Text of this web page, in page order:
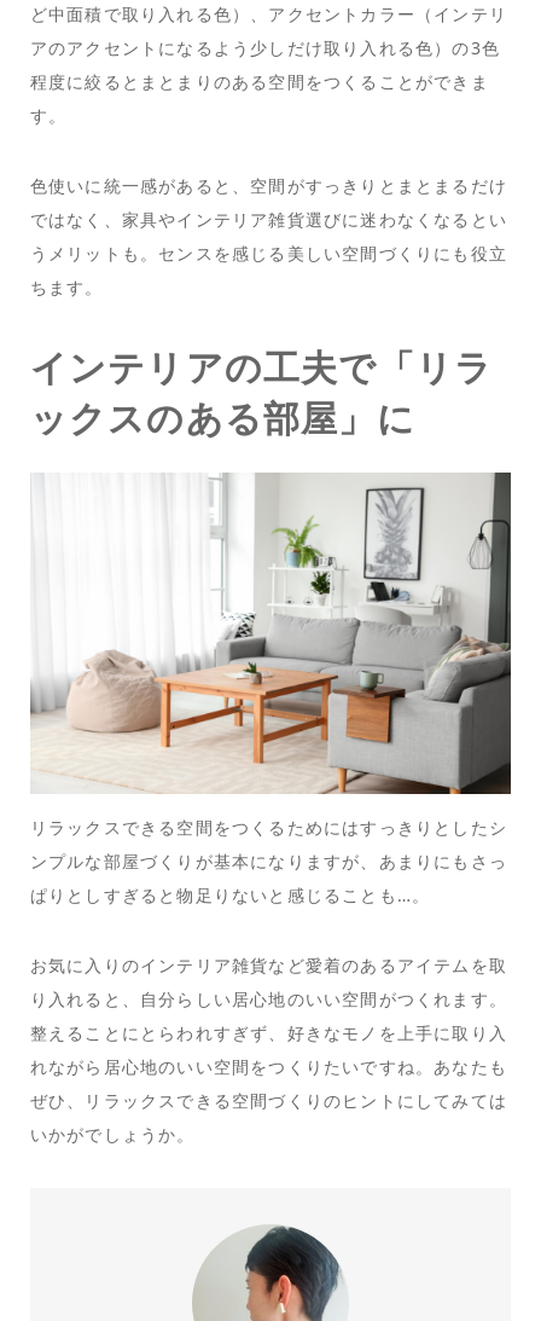
ど中面積で取り入れる色）、アクセントカラー（インテリ
アのアクセントになるよう少しだけ取り入れる色）の3色
程度に絞るとまとまりのある空間をつくることができま
す。
色使いに統一感があると、空間がすっきりとまとまるだけ
ではなく、家具やインテリア雑貨選びに迷わなくなるとい
うメリットも。センスを感じる美しい空間づくりにも役立
ちます。
インテリアの工夫で「リラ
ックスのある部屋」に
リラックスできる空間をつくるためにはすっきりとしたシ
ンプルな部屋づくりが基本になりますが、あまりにもさっ
ぱりとしすぎると物足りないと感じることも…。
お気に入りのインテリア雑貨など愛着のあるアイテムを取
り入れると、自分らしい居心地のいい空間がつくれます。
整えることにとらわれすぎず、好きなモノを上手に取り入
れながら居心地のいい空間をつくりたいですね。あなたも
ぜひ、リラックスできる空間づくりのヒントにしてみては
いかがでしょうか。